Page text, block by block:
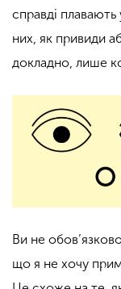
справді
них, як привиди
докладно, лише
Ви не
що я не хочу